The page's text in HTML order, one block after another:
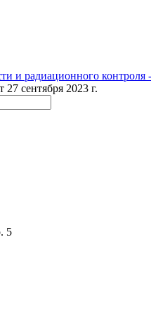
сентября 2023 г.
5